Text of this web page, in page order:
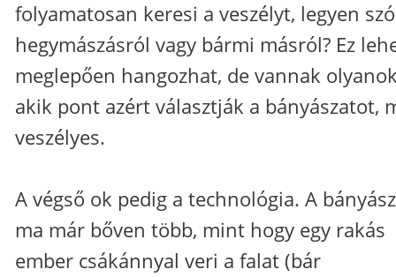
folyamatosan keresi a veszélyt, legyen szó
hegymászásról vagy bármi másról? Ez
meglepően hangozhat, de vannak
akik pont azért választják a bányászatot,
veszélyes.
A végső ok pedig a technológia. A
ma már bőven több, mint hogy egy rakás
ember csákánnyal veri a falat (bár